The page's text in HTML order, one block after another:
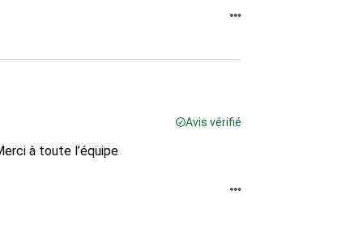
Avis vérifié
à toute l’équipe